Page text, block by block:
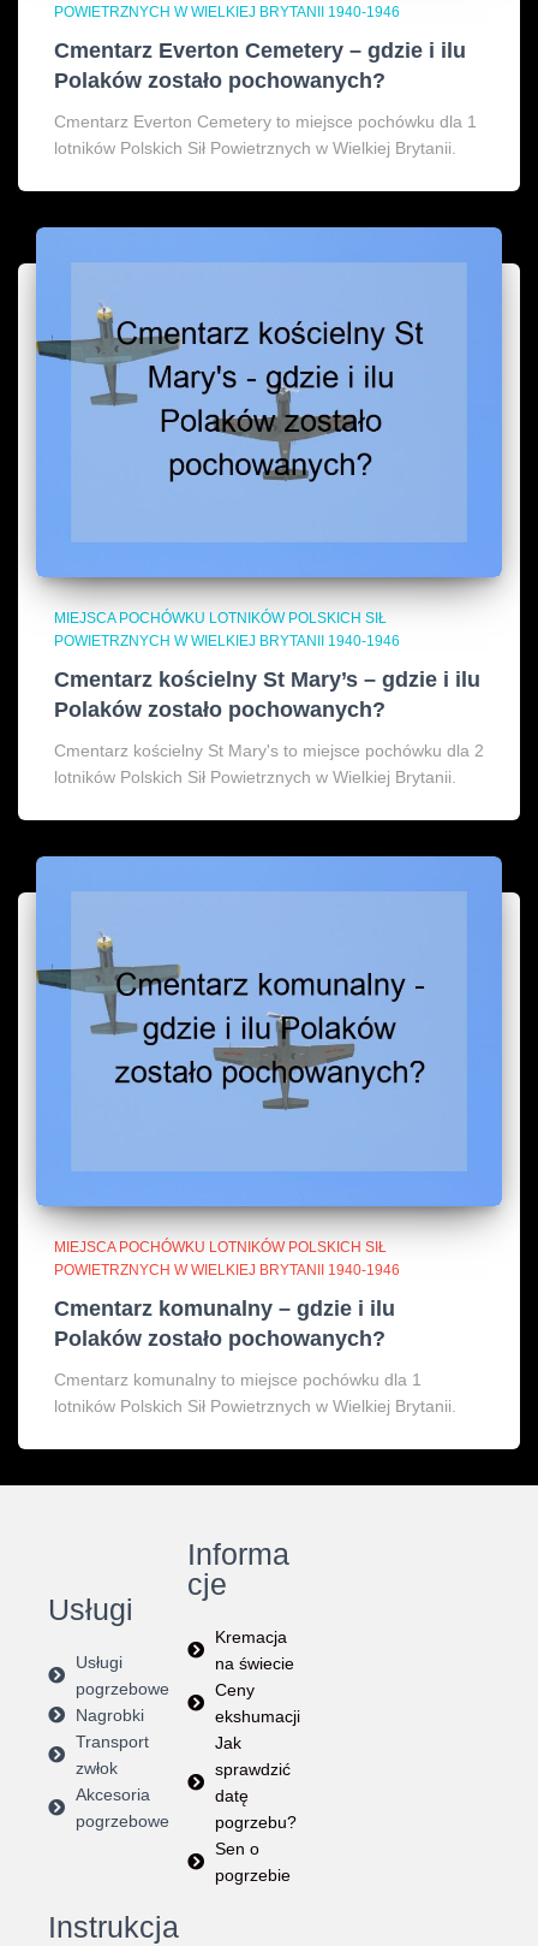
POWIETRZNYCH W WIELKIEJ BRYTANII 1940-1946
Cmentarz Everton Cemetery – gdzie i ilu
Polaków zostało pochowanych?
Cmentarz Everton Cemetery to miejsce pochówku dla 1
lotników Polskich Sił Powietrznych w Wielkiej Brytanii.
MIEJSCA POCHÓWKU LOTNIKÓW POLSKICH SIŁ
POWIETRZNYCH W WIELKIEJ BRYTANII 1940-1946
Cmentarz kościelny St Mary’s – gdzie i ilu
Polaków zostało pochowanych?
Cmentarz kościelny St Mary's to miejsce pochówku dla 2
lotników Polskich Sił Powietrznych w Wielkiej Brytanii.
MIEJSCA POCHÓWKU LOTNIKÓW POLSKICH SIŁ
POWIETRZNYCH W WIELKIEJ BRYTANII 1940-1946
Cmentarz komunalny – gdzie i ilu
Polaków zostało pochowanych?
Cmentarz komunalny to miejsce pochówku dla 1
lotników Polskich Sił Powietrznych w Wielkiej Brytanii.
Usługi
Usługi
pogrzebowe
Nagrobki
Transport
zwłok
Akcesoria
pogrzebowe
Informa
cje
Kremacja
na świecie
Ceny
ekshumacji
Jak
sprawdzić
datę
pogrzebu?
Sen o
pogrzebie
Instrukcja